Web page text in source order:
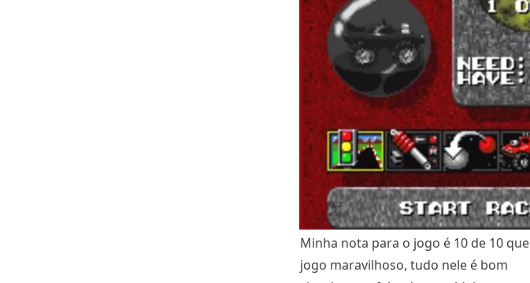
Minha nota para o jogo é 10 de 10 que
jogo maravilhoso, tudo nele é bom